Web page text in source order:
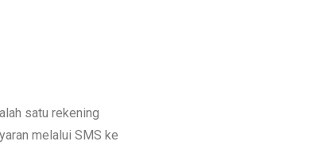
satu rekening
melalui SMS ke